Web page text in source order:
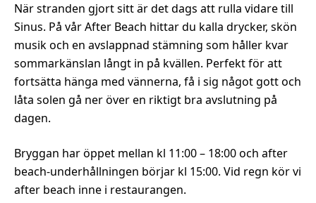
Take away
Bryggan bar
After beach
Spelschema
Om oss
Storyn
Jobba på Sinus
Kontakt
När stranden gjort sitt är det dags att rulla vidare till
Sinus. På vår After Beach hittar du kalla drycker, skön
musik och en avslappnad stämning som håller kvar
sommarkänslan långt in på kvällen. Perfekt för att
fortsätta hänga med vännerna, få i sig något gott och
låta solen gå ner över en riktigt bra avslutning på
dagen.
Bryggan har öppet mellan kl 11:00 – 18:00 och after
beach-underhållningen börjar kl 15:00. Vid regn kör vi
after beach inne i restaurangen.